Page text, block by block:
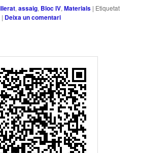
,assaig, Bloc IV,Materials | Etiquetat
| Deixa un comentari